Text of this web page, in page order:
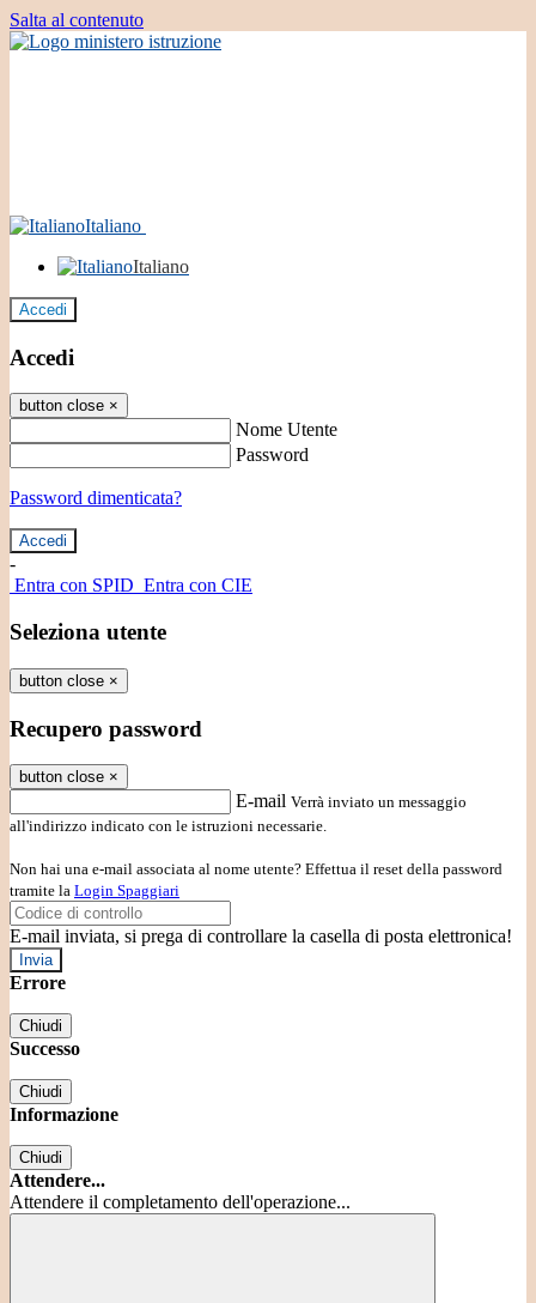
Salta al contenuto
Italiano
Italiano
Accedi
Accedi
button close ×
Nome Utente
Password
Password dimenticata?
-
Entra con SPID Entra con CIE
Seleziona utente
button close ×
Recupero password
button close ×
E-mail Verrà inviato un messaggio
all'indirizzo indicato con le istruzioni necessarie.
Non hai una e-mail associata al nome utente? Effettua il reset della password
tramite la Login Spaggiari
E-mail inviata, si prega di controllare la casella di posta elettronica!
Errore
Chiudi
Successo
Chiudi
Informazione
Chiudi
Attendere...
Attendere il completamento dell'operazione...